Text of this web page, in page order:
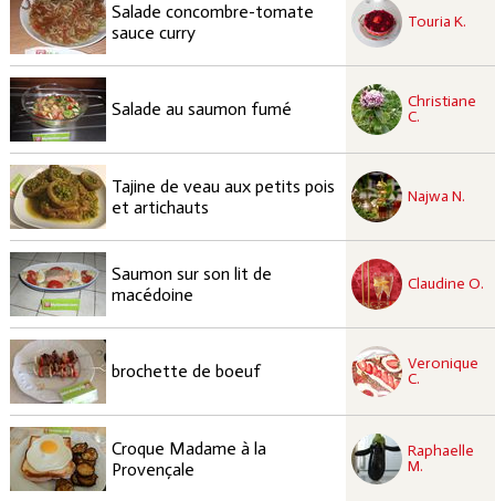
Salade concombre-tomate
sauce curry
Touria K.
Salade au saumon fumé
Christiane
C.
recette à tester
Tajine de veau aux petits pois
et artichauts
Najwa N.
recette à tester
Saumon sur son lit de
macédoine
Claudine O.
recette à tester
brochette de boeuf
Veronique
C.
recette à tester
Croque Madame à la
Provençale
Raphaelle
M.
recette à tester